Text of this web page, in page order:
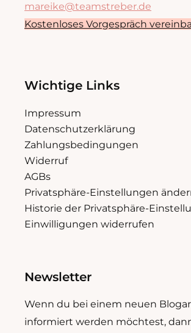
mareike@teamstreber.de
Kostenloses Vorgespräch
Wichtige Links
Impressum
Datenschutzerklärung
Zahlungsbedingungen
Widerruf
AGBs
Privatsphäre-Einstellungen
Historie der Privatsphäre-
Einwilligungen widerrufen
Newsletter
Wenn du bei einem neuen
informiert werden möchtest,